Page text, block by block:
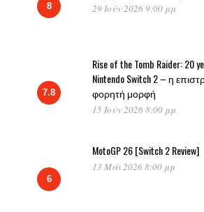
8 29 Ιούν 2026 9:00 μμ
7.8
Rise of the Tomb Raider: 20
Nintendo Switch 2 – η
φορητή μορφή
15 Ιούν 2026 8:00 μμ
6
MotoGP 26 [Switch 2 Review]
13 Μάι 2026 8:00 μμ